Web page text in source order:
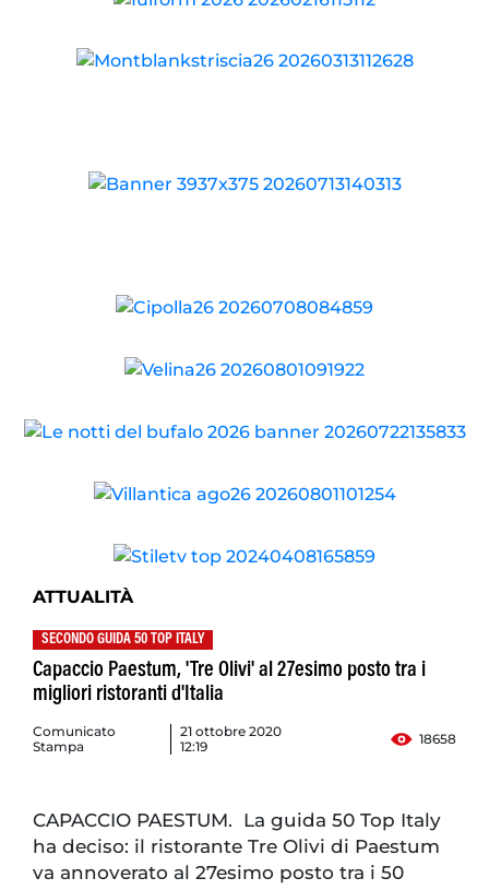
ATTUALITÀ
SECONDO GUIDA 50 TOP ITALY
Capaccio Paestum, 'Tre Olivi' al 27esimo posto tra i
migliori ristoranti d'Italia
Comunicato
Stampa
21 ottobre 2020
12:19
18658
CAPACCIO PAESTUM. La guida 50 Top Italy
ha deciso: il ristorante Tre Olivi di Paestum
va annoverato al 27esimo posto tra i 50